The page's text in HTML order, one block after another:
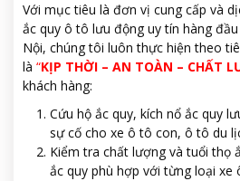
Với mục tiêu là đơn vị cung cấp và
ắc quy ô tô lưu động uy tín hàng
Nội, chúng tôi luôn thực hiện theo
là “KỊP THỜI – AN TOÀN – CHẤT
khách hàng:
Cứu hộ ắc quy, kích nổ ắc quy
sự cố cho xe ô tô con, ô tô du
Kiểm tra chất lượng và tuổi thọ
ắc quy phù hợp với từng loại xe